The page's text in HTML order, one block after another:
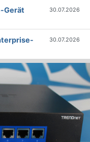
Gerät
30.07.2026
30.07.2026